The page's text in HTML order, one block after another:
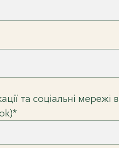
та соціальні мережі